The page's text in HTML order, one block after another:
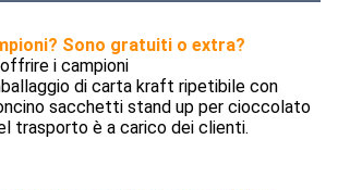
Sono gratuiti o extra?
i campioni
di carta kraft ripetibile con
sacchetti stand up per cioccolato
trasporto è a carico dei clienti.